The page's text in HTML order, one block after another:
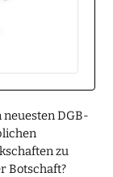
DGB-
zu
Botschaft?